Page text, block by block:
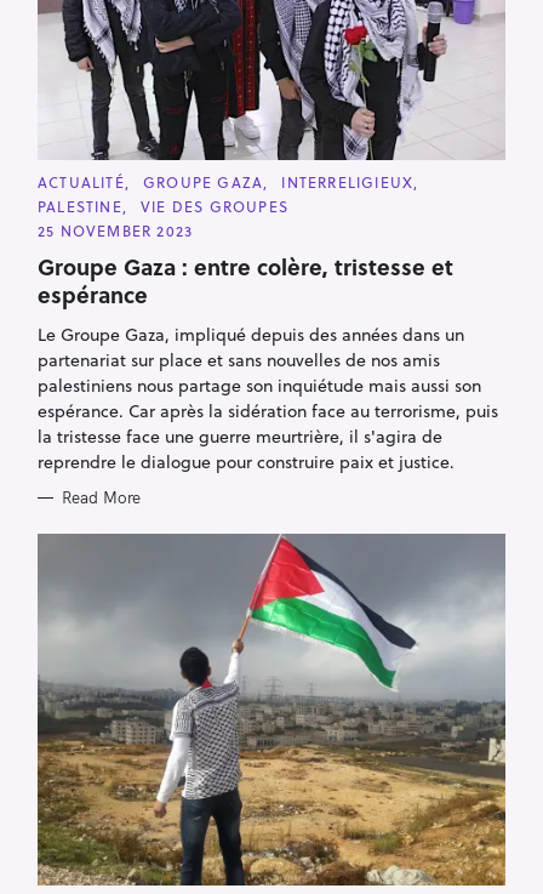
C
A
T
E
G
O
R
I
E
ACTUALITÉ GROUPE GAZA
INTERRELIGIEUX
PALESTINE
VIE DES GROUPES
25 NOVEMBER 2023
Groupe Gaza : entre colère, tristesse et
espérance
Le Groupe Gaza, impliqué depuis des années dans un
partenariat sur place et sans nouvelles de nos amis
palestiniens nous partage son inquiétude mais aussi son
espérance. Car après la sidération face au terrorisme, puis
la tristesse face une guerre meurtrière, il s'agira de
reprendre le dialogue pour construire paix et justice.
Read More